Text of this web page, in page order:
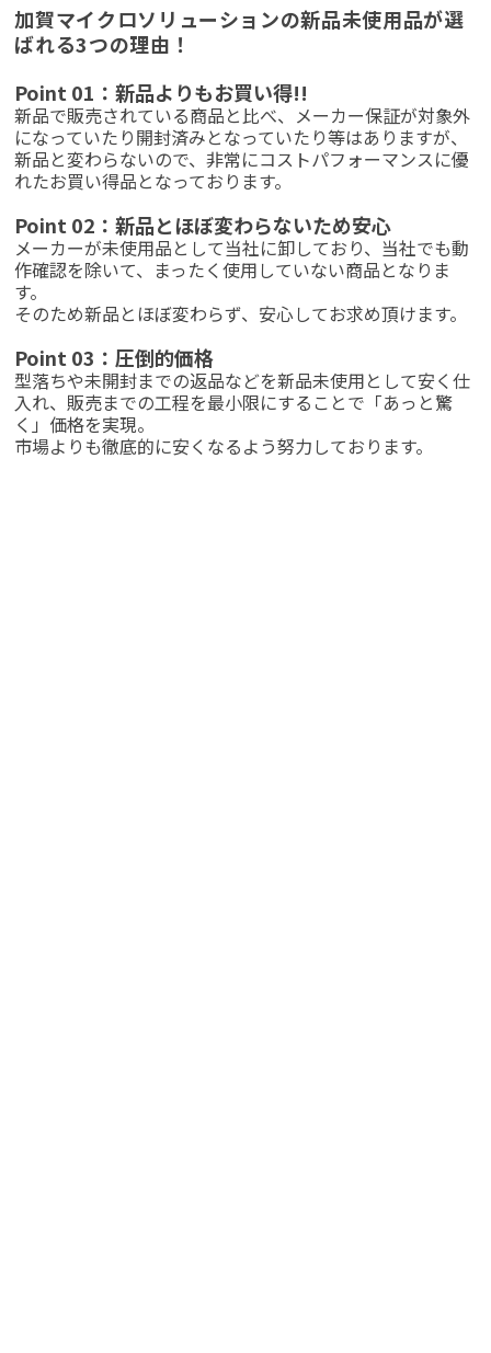
加賀マイクロソリューションの新品未使用品が選
ばれる3つの理由！
Point 01：新品よりもお買い得!!
新品で販売されている商品と比べ、メーカー保証が対象外
になっていたり開封済みとなっていたり等はありますが、
新品と変わらないので、非常にコストパフォーマンスに優
れたお買い得品となっております。
Point 02：新品とほぼ変わらないため安心
メーカーが未使用品として当社に卸しており、当社でも動
作確認を除いて、まったく使用していない商品となりま
す。
そのため新品とほぼ変わらず、安心してお求め頂けます。
Point 03：圧倒的価格
型落ちや未開封までの返品などを新品未使用として安く仕
入れ、販売までの工程を最小限にすることで「あっと驚
く」価格を実現。
市場よりも徹底的に安くなるよう努力しております。